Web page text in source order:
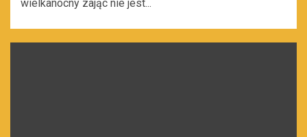
wielkanocny zając nie jest...